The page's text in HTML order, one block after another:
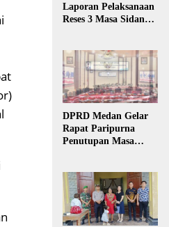
Laporan Pelaksanaan
Reses 3 Masa Sidang
DPRD Medan Gelar
Rapat Paripurna
Penutupan Masa